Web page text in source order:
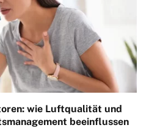
wie Luftqualität und
beeinflussen